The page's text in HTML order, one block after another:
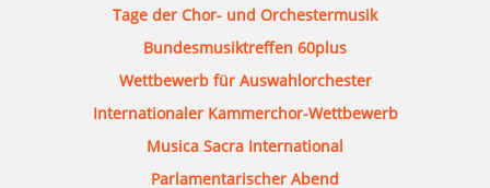
Tage der Chor- und Orchestermusik
Bundesmusiktreffen 60plus
Wettbewerb für Auswahlorchester
Internationaler Kammerchor-Wettbewerb
Musica Sacra International
Parlamentarischer Abend